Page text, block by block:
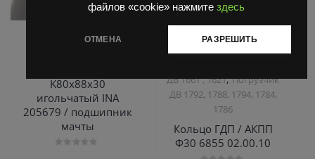
файлов «cookie» нажмите здесь
ОТМЕНА РАЗРЕШИТЬ
Запчасти Балканкар
K80х88х30
игольчатый INA
205679 / подшипник
мачты
Запчасти Балканкар
ДВ 1661 , 1621,Погрузчик
ДВ 1792, 1788, 1794, 1784,
1786
Кольцо ГДП / АКПП
Ф30 6855 02.00.10